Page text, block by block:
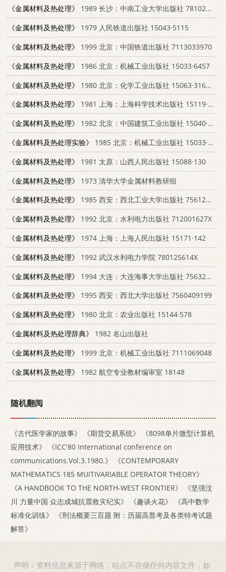
《金属材料及热处理》
1989 长沙：中南工业大学出版社 7810202286
《金属材料及热处理》
1979 人民铁道出版社 15043·5115
《金属材料及热处理》
1999 北京：中国铁道出版社 7113033970
《金属材料及热处理》
1986 北京：机械工业出版社 15033·6457
《金属材料及热处理》
1980 北京：化学工业出版社 15063·3168（K207）
《金属材料及热处理》
1981 上海：上海科学技术出版社 15119·2079
《金属材料及热处理》
1982 北京：中国建筑工业出版社 15040·4333
《金属材料及热处理实验》
1985 北京：机械工业出版社 15033·5942
《金属材料及热处理》
1981 太原：山西人民出版社 15088·130
《金属材料及热处理》
1973 清华大学金属材料教研组
《金属材料及热处理》
1985 西安：西北工业大学出版社 7561200064
《金属材料及热处理》
1992 北京：水利电力出版社 712001627X
《金属材料及热处理》
1974 上海：上海人民出版社 15171·142
《金属材料及热处理》
1992 武汉水利电力学院 780125614X
《金属材料及热处理》
1994 大连：大连海事大学出版社 7563206140
《金属材料及热处理》
1995 西安：西北大学出版社 7560409199
《金属材料及热处理》
1980 北京：农业出版社 15144·578
《金属材料及热处理辞典》
1982 名山出版社
《金属材料及热处理》
1999 北京：机械工业出版社 7111069048
《金属材料及热处理》
1982 航空专业教材编审室 18148
随机翻阅
《古代医学家的故事》 《期货交易系统》
《8098单片微型计算机
应用技术》
《ICC'80 International conference on
communications.Vol.3.1980.》
《CONTEMPORARY
MATHEMATICS 185 MUITIVARIABLE OPERATOR THEORY》
《A HANDBOOK TO THE NORTH-WEST FRONTIER》
《坚强汶
川 力量中国 众志成城抗震救灾纪实》
《趣谈火花》
《高中数学
标准化训练》
《刑法概要三百题 附：历届高普考及各类特考试题
解答》
声明：资料信息来源于网络，站点不存储任何内容文件，如